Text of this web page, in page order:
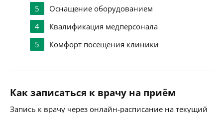
5
Оснащение оборудованием
4
Квалификация медперсонала
5
Комфорт посещения клиники
Как записаться к врачу на приём
Запись к врачу через онлайн-расписание на текущий